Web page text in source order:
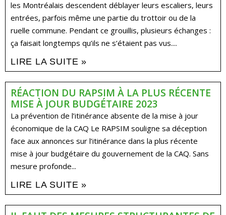
les Montréalais descendent déblayer leurs escaliers, leurs
entrées, parfois même une partie du trottoir ou de la
ruelle commune. Pendant ce grouillis, plusieurs échanges :
ça faisait longtemps qu’ils ne s’étaient pas vus....
LIRE LA SUITE »
RÉACTION DU RAPSIM À LA PLUS RÉCENTE
MISE À JOUR BUDGÉTAIRE 2023
La prévention de l’itinérance absente de la mise à jour
économique de la CAQ Le RAPSIM souligne sa déception
face aux annonces sur l’itinérance dans la plus récente
mise à jour budgétaire du gouvernement de la CAQ. Sans
mesure profonde...
LIRE LA SUITE »